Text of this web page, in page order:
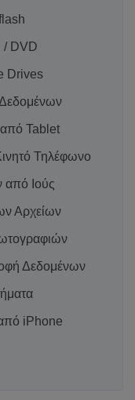
/ DVD
Drives
Tablet
Τηλέφωνο
από Ιούς
Αρχείων
Δεδομένων
iPhone